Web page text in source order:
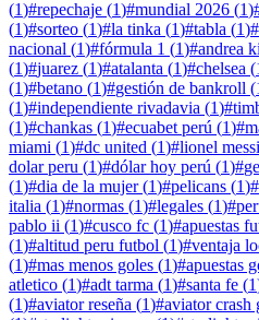
(1)#repechaje (1)#mundial 2026 (1)
(1)#sorteo (1)#la tinka (1)#tabla (1)#
nacional (1)#fórmula 1 (1)#andrea
(1)#juarez (1)#atalanta (1)#chelsea (
(1)#betano (1)#gestión de bankroll (
(1)#independiente rivadavia (1)#
(1)#chankas (1)#ecuabet perú (1)#
miami (1)#dc united (1)#lionel messi
dolar peru (1)#dólar hoy perú (1)#
(1)#dia de la mujer(1)#pelicans (1)#
italia (1)#normas (1)#legales (1)#
pablo ii (1)#cusco fc (1)#apuestas
(1)#altitud peru futbol (1)#ventaja
(1)#mas menos goles (1)#apuestas
atletico (1)#adt tarma (1)#santa fe (1
(1)#aviator reseña (1)#aviator crash